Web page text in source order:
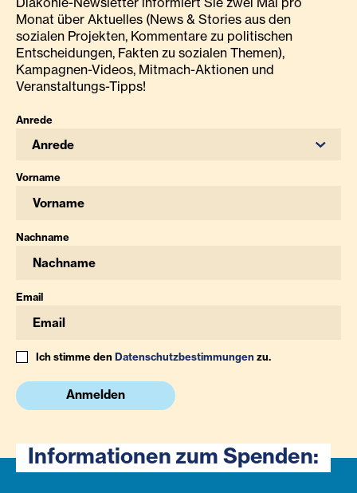
Monat über Aktuelles (News & Stories aus den
sozialen Projekten, Kommentare zu politischen
Entscheidungen, Fakten zu sozialen Themen),
Kampagnen-Videos, Mitmach-Aktionen und
Veranstaltungs-Tipps!
Anrede
Anrede
Vorname
Nachname
Email
Ich stimme denDatenschutzbestimmungenzu.
Anmelden
Informationen zum Spenden: